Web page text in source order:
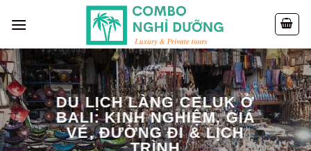
DU LỊCH LÀNG CELUK Ở
BALI: KINH NGHIỆM, GIÁ
VÉ, ĐƯỜNG ĐI & LỊCH